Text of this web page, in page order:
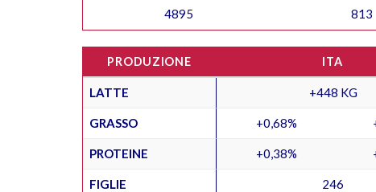
4895 813
PRODUZIONE ITA
LATTE +448 KG
GRASSO +0,68%
PROTEINE +0,38%
FIGLIE 246